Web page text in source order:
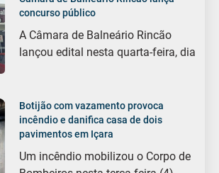
concurso público
A Câmara de Balneário Rincão
lançou edital nesta quarta-feira, dia
Botijão com vazamento provoca
incêndio e danifica casa de dois
pavimentos em Içara
Um incêndio mobilizou o Corpo de